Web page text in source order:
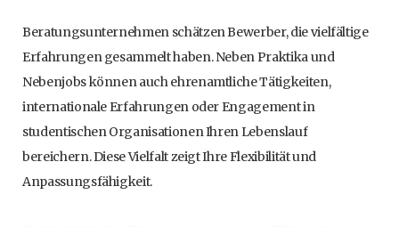
Beratungsunternehmen schätzen Bewerber, die vielfältige
Erfahrungen gesammelt haben. Neben Praktika und
Nebenjobs können auch ehrenamtliche Tätigkeiten,
internationale Erfahrungen oder Engagement in
studentischen Organisationen Ihren Lebenslauf
bereichern. Diese Vielfalt zeigt Ihre Flexibilität und
Anpassungsfähigkeit.